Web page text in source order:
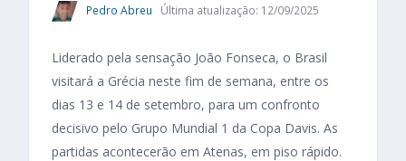
Pedro Abreu Última atualização: 12/09/2025
Liderado pela sensação João Fonseca, o Brasil
visitará a Grécia neste fim de semana, entre os
dias 13 e 14 de setembro, para um confronto
decisivo pelo Grupo Mundial 1 da Copa Davis. As
partidas acontecerão em Atenas, em piso rápido.